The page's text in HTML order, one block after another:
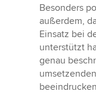
Besonders
außerdem,
Einsatz bei
unterstützt
genau